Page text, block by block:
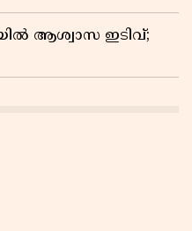
ആശ്വാസ ഇടിവ്;